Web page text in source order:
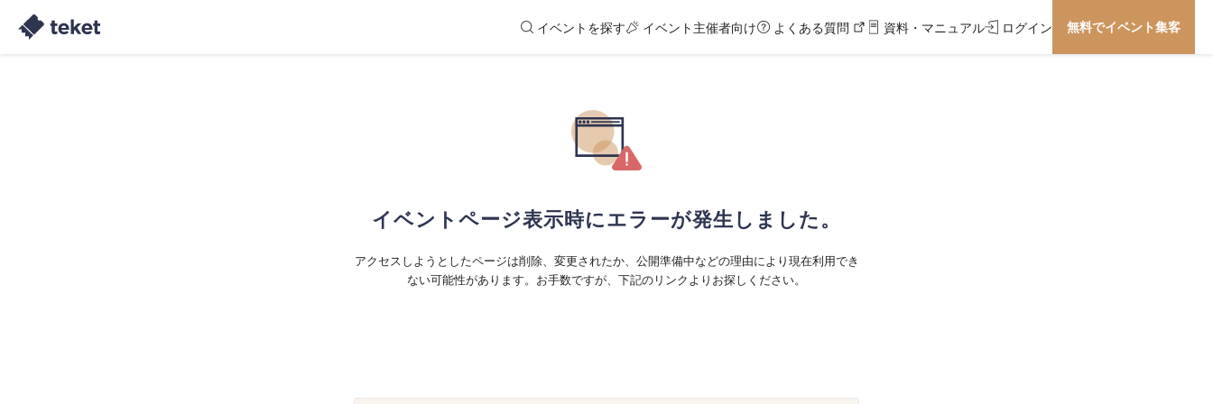
イベントを探す イベント主催者向け よくある質問 資料・マニュアル ログイン 無料でイベント集客
イベントページ表示時にエラーが発生しました。
アクセスしようとしたページは削除、変更されたか、公開準備中などの理由により現在利用でき
ない可能性があります。お手数ですが、下記のリンクよりお探しください。